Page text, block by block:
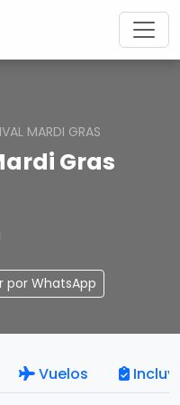
MARDI GRAS
Gras
por WhatsApp
Vuelos